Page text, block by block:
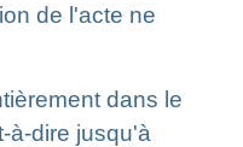
de l'acte ne
dans le
à-dire jusqu'à